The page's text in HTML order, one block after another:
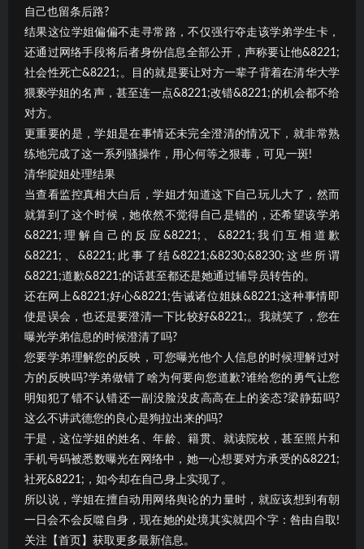
自己也留条后路?
结果这位学姐偏偏不走寻常路，不仅强行夺走该学弟学生卡，
还通过网络手段将后者身份信息全部公开，声称要让他&8221;
社会性死亡&8221;。目的就是要让对方一辈子背着在清华大学
猥亵学姐的名声，甚至连一点&8221;改错&8221;的机会都不给
对方。
更重要的是，学姐是在事情还未完全澄清的情况下，就非常熟
练地完成了这一系列骚操作，用心何等之狠毒，可见一斑!
清华腚姐处理结果
当查看监控真相大白后，学姐才知道这下自己玩儿大了，然而
就算到了这个时候，她依然不觉得自己是错的，还希望该学弟
&8221;理解自己的反应&8221;、&8221;我们互相道歉
&8221;、&8221;此事了结&8221;&8230;&8230;这些所谓
&8221;道歉&8221;的话甚至都还是她通过辅导员转告的。
还在网上&8221;好心&8221;告诫诸位姐妹&8221;这种事情即
使是误会，也还是要澄清一下比较好&8221;。我就笑了，您在
曝光学弟信息的时候澄清了吗?
您要学弟理解您的反映，可您曝光他个人信息的时候理解过对
方的反映吗?学弟做错了啥为何要向您道歉?谁给您的勇气让您
明知犯了错不认错还一副没脸没皮高高在上的姿态?梁静茹吗?
这么不讲武德您的良心是狗拉出来的吗?
于是，这位学姐的姓名、年龄、籍贯、就读院校，甚至照片和
手机号码被悉数曝光在网络中，她一心想要对方承受的&8221;
社死&8221;，如今却在自己身上实现了。
所以说，学姐在擅自动用网络舆论的力量时，就应该想到有朝
一日会不会反噬自身，现在她的处境其实就四个字：咎由自取!
关注【首页】获取更多最新信息。